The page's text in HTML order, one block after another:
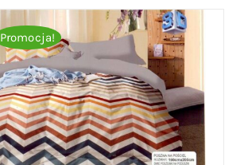
40,00 zł.35,00 zł.
Promocja!
DODAJ DO KOSZYKA / QUICK VIEW